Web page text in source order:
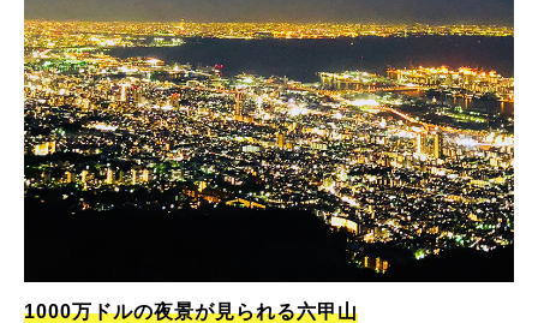
1000万ドルの夜景が見られる六甲山